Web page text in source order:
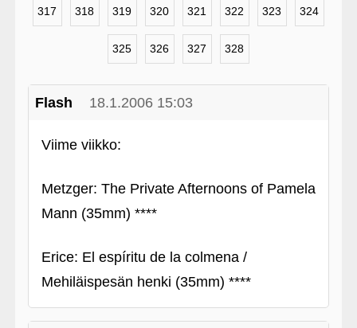
317 318 319 320 321 322 323 324
325 326 327 328
Flash 18.1.2006 15:03
Viime viikko:
Metzger: The Private Afternoons of Pamela
Mann (35mm) ****
Erice: El espíritu de la colmena /
Mehiläispesän henki (35mm) ****